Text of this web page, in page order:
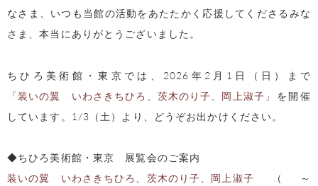
なさま、いつも当館の活動をあたたかく応援してくださるみな
さま、本当にありがとうございました。
ちひろ美術館・東京では、2026年2月1日（日）まで
「装いの翼 いわさきちひろ、茨木のり子、岡上淑子」 を開催
しています。1/3（土）より、どうぞお出かけください。
◆ちひろ美術館・東京 展覧会のご案内
装いの翼 いわさきちひろ、茨木のり子、岡上淑子 （～